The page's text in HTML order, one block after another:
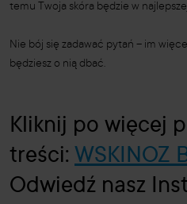
temu Twoja skóra będzie w
Nie bój się zadawać pytań – im
będziesz o nią dbać.
Kliknij po więcej
treści: WSKINOZ
Odwiedź nasz